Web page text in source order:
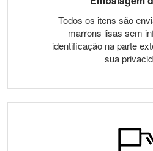
Todos os itens são
marrons lisas sem
identificação na parte
sua